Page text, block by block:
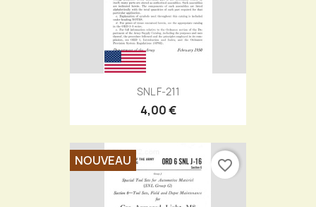
SNL F-211
4,00 €
NOUVEAU favorite_border